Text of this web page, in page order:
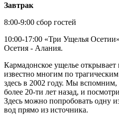
Завтрак
8:00-9:00 сбор гостей
10:00-17:00 «Три Ущелья
Осетия - Алания.
Кармадонское ущелье
известно многим по
здесь в 2002 году. Мы
более 20-ти лет назад, и
Здесь можно попробовать одну
вод прямо из источника.